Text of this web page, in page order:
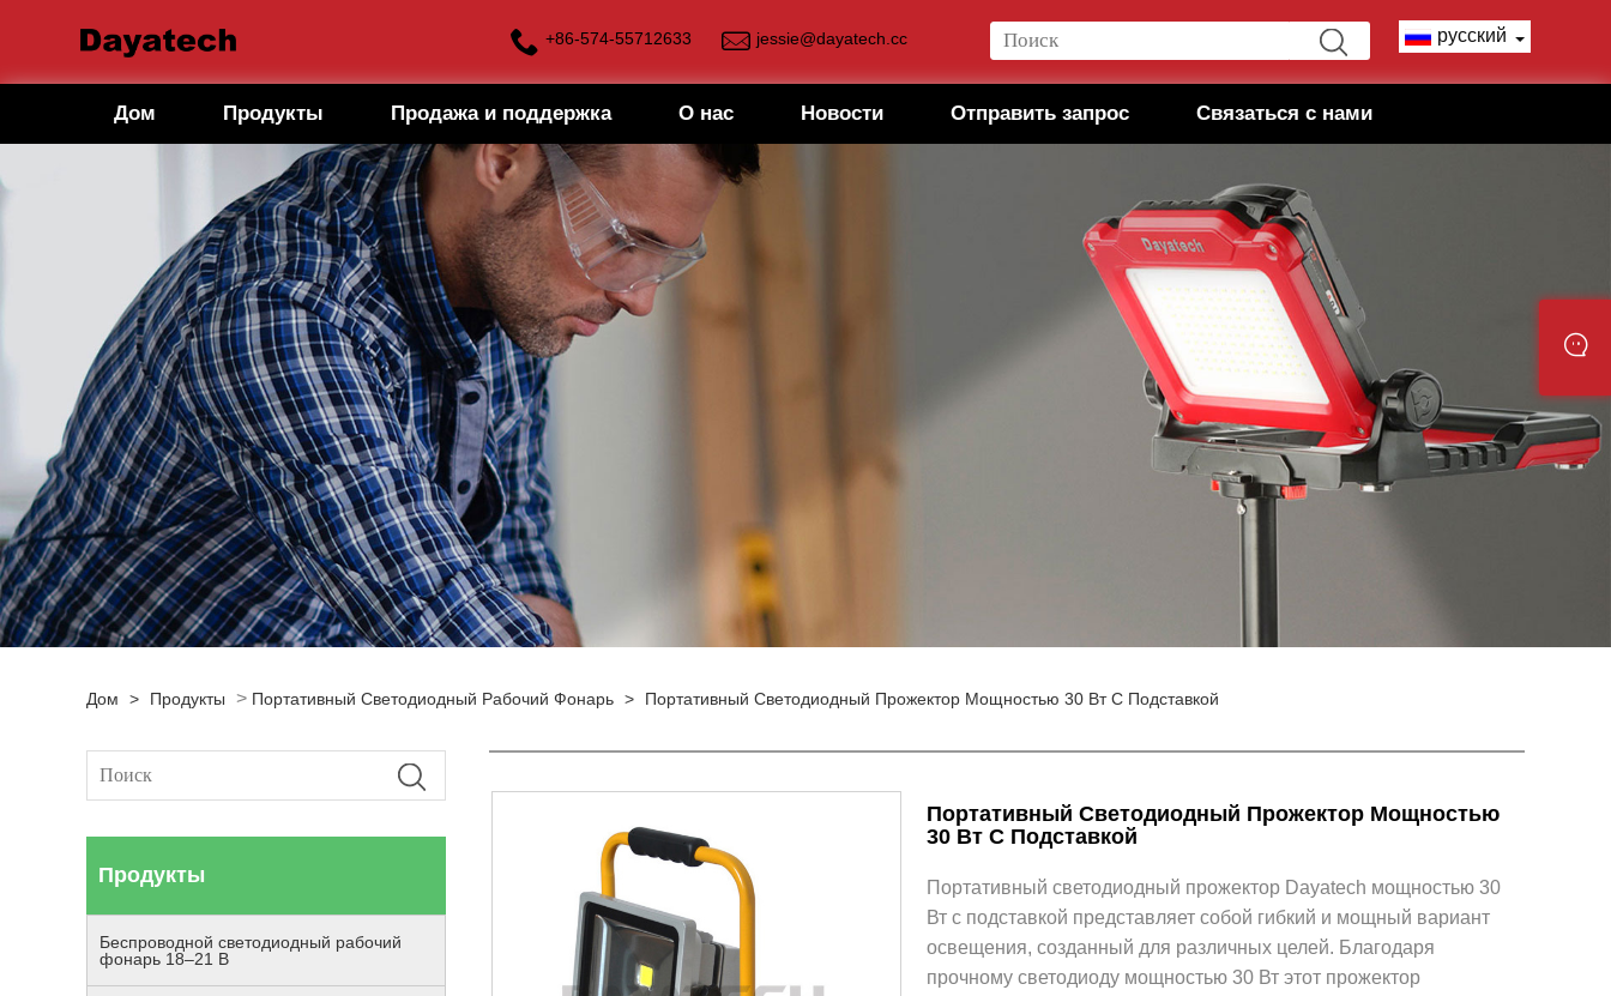
+86-574-55712633 jessie@dayatech.cc русский
Дом Продукты Продажа и поддержка О нас Новости Отправить запрос Связаться с нами
Дом > Продукты > Портативный Светодиодный Рабочий Фонарь > Портативный Светодиодный Прожектор Мощностью 30 Вт С Подставкой
Продукты
Беспроводной светодиодный рабочий
фонарь 18–21 В
Портативный Светодиодный Прожектор Мощностью
30 Вт С Подставкой
Портативный светодиодный прожектор Dayatech мощностью 30
Вт с подставкой представляет собой гибкий и мощный вариант
освещения, созданный для различных целей. Благодаря
прочному светодиоду мощностью 30 Вт этот прожектор